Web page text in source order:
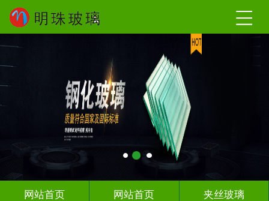
网站首页 网站首页 夹丝玻璃